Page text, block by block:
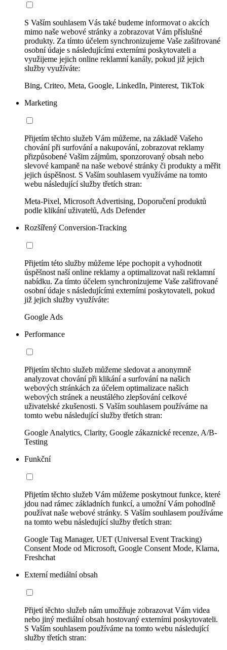
S Vaším souhlasem Vás také budeme informovat o akcích
mimo naše webové stránky a zobrazovat Vám příslušné
produkty. Za tímto účelem synchronizujeme Vaše zašifrované
osobní údaje s následujícími externími poskytovateli a
využijeme jejich online reklamní kanály, pokud již jejich
služby využíváte:
Bing, Criteo, Meta, Google, LinkedIn, Pinterest, TikTok
Marketing
Přijetím těchto služeb Vám můžeme, na základě Vašeho
chování při surfování a nakupování, zobrazovat reklamy
přizpůsobené Vašim zájmům, sponzorovaný obsah nebo
slevové kampaně na naše webové stránky či produkty a měřit
jejich úspěšnost. S Vaším souhlasem využíváme na tomto
webu následující služby třetích stran:
Meta-Pixel, Microsoft Advertising, Doporučení produktů
podle klikání uživatelů, Ads Defender
Rozšířený Conversion-Tracking
Přijetím této služby můžeme lépe pochopit a vyhodnotit
úspěšnost naší online reklamy a optimalizovat naši reklamní
nabídku. Za tímto účelem synchronizujeme Vaše zašifrované
osobní údaje s následujícími externími poskytovateli, pokud
již jejich služby využíváte:
Google Ads
Performance
Přijetím těchto služeb můžeme sledovat a anonymně
analyzovat chování při klikání a surfování na našich
webových stránkách za účelem optimalizace našich
webových stránek a neustálého zlepšování celkové
uživatelské zkušenosti. S Vaším souhlasem používáme na
tomto webu následující služby třetích stran:
Google Analytics, Clarity, Google zákaznické recenze, A/B-
Testing
Funkční
Přijetím těchto služeb Vám můžeme poskytnout funkce, které
jdou nad rámec základních funkcí, a umožní Vám pohodlně
používat naše webové stránky. S Vaším souhlasem používáme
na tomto webu následující služby třetích stran:
Google Tag Manager, UET (Universal Event Tracking)
Consent Mode od Microsoft, Google Consent Mode, Klarna,
Freshchat
Externí mediální obsah
Přijetí těchto služeb nám umožňuje zobrazovat Vám videa
nebo jiný mediální obsah hostovaný externími poskytovateli.
S Vaším souhlasem používáme na tomto webu následující
služby třetích stran: